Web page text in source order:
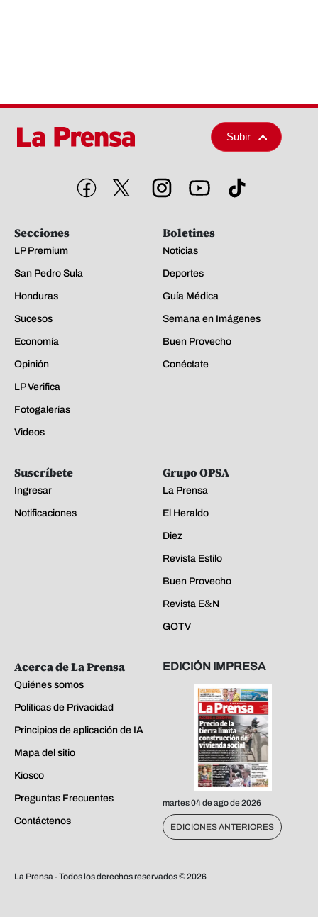
Subir
Secciones
LP Premium
San Pedro Sula
Honduras
Sucesos
Economía
Opinión
LP Verifica
Fotogalerías
Videos
Boletines
Noticias
Deportes
Guía Médica
Semana en Imágenes
Buen Provecho
Conéctate
Suscríbete
Ingresar
Notificaciones
Grupo OPSA
La Prensa
El Heraldo
Diez
Revista Estilo
Buen Provecho
Revista E&N
GOTV
Acerca de La Prensa
Quiénes somos
Políticas de Privacidad
Principios de aplicación de IA
Mapa del sitio
Kiosco
Preguntas Frecuentes
Contáctenos
EDICIÓN IMPRESA
martes 04 de ago de 2026
EDICIONES ANTERIORES
La Prensa - Todos los derechos reservados ©2026